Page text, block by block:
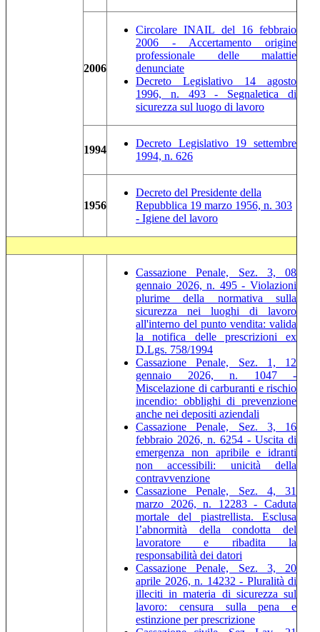
2006
Circolare INAIL del 16 febbraio
2006 - Accertamento origine
professionale delle malattie
denunciate
Decreto Legislativo 14 agosto
1996, n. 493 - Segnaletica di
sicurezza sul luogo di lavoro
1994
Decreto Legislativo 19 settembre
1994, n. 626
1956
Decreto del Presidente della
Repubblica 19 marzo 1956, n. 303
- Igiene del lavoro
Cassazione Penale, Sez. 3, 08
gennaio 2026, n. 495 - Violazioni
plurime della normativa sulla
sicurezza nei luoghi di lavoro
all'interno del punto vendita: valida
la notifica delle prescrizioni ex
D.Lgs. 758/1994
Cassazione Penale, Sez. 1, 12
gennaio 2026, n. 1047 -
Miscelazione di carburanti e rischio
incendio: obblighi di prevenzione
anche nei depositi aziendali
Cassazione Penale, Sez. 3, 16
febbraio 2026, n. 6254 - Uscita di
emergenza non apribile e idranti
non accessibili: unicità della
contravvenzione
Cassazione Penale, Sez. 4, 31
marzo 2026, n. 12283 - Caduta
mortale del piastrellista. Esclusa
l’abnormità della condotta del
lavoratore e ribadita la
responsabilità dei datori
Cassazione Penale, Sez. 3, 20
aprile 2026, n. 14232 - Pluralità di
illeciti in materia di sicurezza sul
lavoro: censura sulla pena e
estinzione per prescrizione